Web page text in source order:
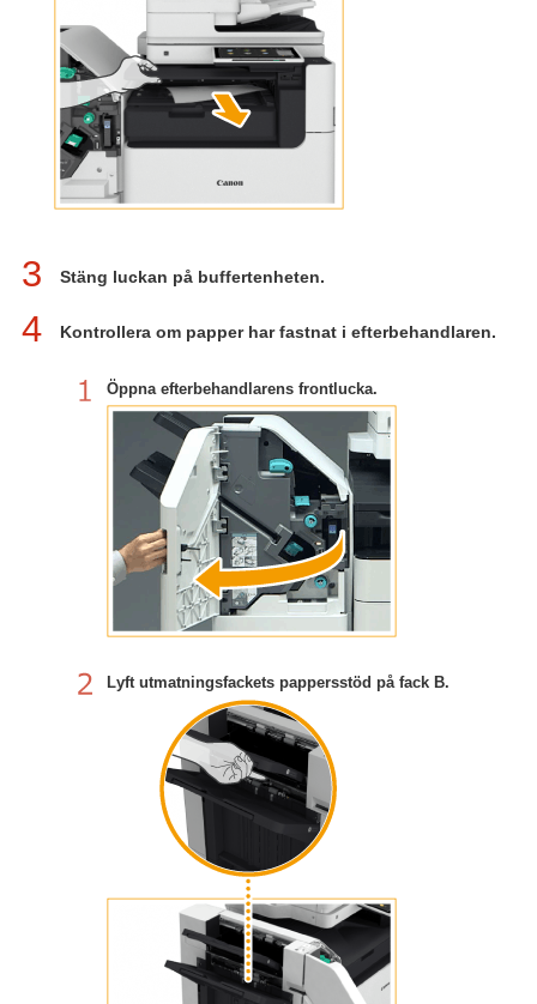
3 Stäng luckan på buffertenheten.
4 Kontrollera om papper har fastnat i efterbehandlaren.
Öppna efterbehandlarens frontlucka.
Lyft utmatningsfackets pappersstöd på fack B.